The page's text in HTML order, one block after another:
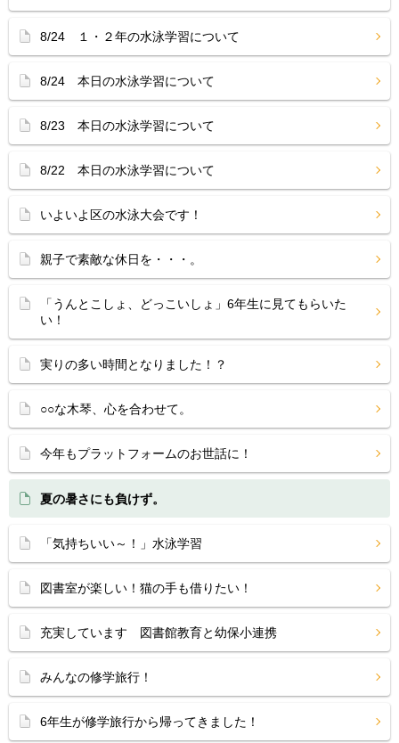
8/24 １・２年の水泳学習について
8/24 本日の水泳学習について
8/23 本日の水泳学習について
8/22 本日の水泳学習について
いよいよ区の水泳大会です！
親子で素敵な休日を・・・。
「うんとこしょ、どっこいしょ」6年生に見てもらいた
い！
実りの多い時間となりました！？
○○な木琴、心を合わせて。
今年もプラットフォームのお世話に！
夏の暑さにも負けず。
「気持ちいい～！」水泳学習
図書室が楽しい！猫の手も借りたい！
充実しています 図書館教育と幼保小連携
みんなの修学旅行！
6年生が修学旅行から帰ってきました！